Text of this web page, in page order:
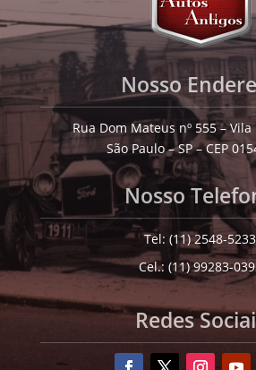
Nosso
Rua Dom Mateus nº 555 –
São Paulo – SP – CEP
Nosso
Tel: (11) 2548-5233
Cel.: (11) 99283-
Redes